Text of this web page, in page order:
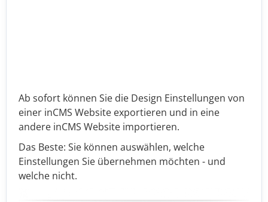
Ab sofort können Sie die Design Einstellungen von
einer inCMS Website exportieren und in eine
andere inCMS Website importieren.
Das Beste: Sie können auswählen, welche
Einstellungen Sie übernehmen möchten - und
welche nicht.